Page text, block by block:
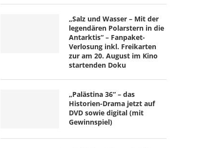
„Salz und Wasser – Mit der
legendären Polarstern in die
Antarktis“ – Fanpaket-
Verlosung inkl. Freikarten
zur am 20. August im Kino
startenden Doku
„Palästina 36“ – das
Historien-Drama jetzt auf
DVD sowie digital (mit
Gewinnspiel)